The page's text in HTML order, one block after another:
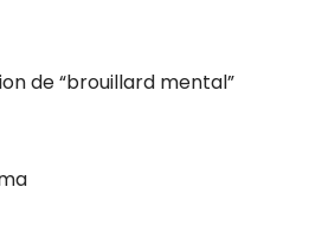
de “brouillard mental”